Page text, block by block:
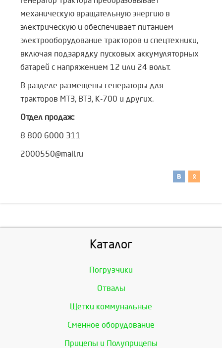
механическую вращательную энергию в
электрическую и обеспечивает питанием
электрооборудование тракторов и спецтехники,
включая подзарядку пусковых аккумуляторных
батарей с напряжением 12 или 24 вольт.
В разделе размещены генераторы для
тракторов МТЗ, ВТЗ, К-700 и других.
Отдел продаж:
8 800 6000 311
2000550@mail.ru
Каталог
Погрузчики
Отвалы
Щетки коммунальные
Сменное оборудование
Прицепы и Полуприцепы